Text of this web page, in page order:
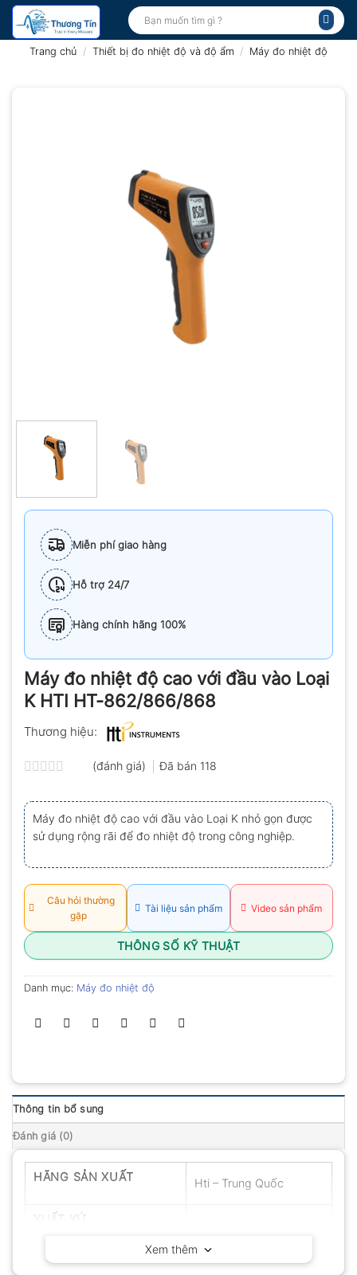
Bỏ
qua
Tìm
kiếm:
Trang chủ / Thiết bị đo nhiệt độ và độ ẩm / Máy đo nhiệt độ
Miễn phí giao hàng
Hỗ trợ 24/7
Hàng chính hãng 100%
Máy đo nhiệt độ cao với đầu vào Loại
K HTI HT-862/866/868
Thương hiệu:
xếp
hạng
0.0
5
sao
(đánh giá) Đã bán 118
Máy đo nhiệt độ cao với đầu vào Loại K nhỏ gọn được
sử dụng rộng rãi để đo nhiệt độ trong công nghiệp.
Câu hỏi thường
gặp
Tài liệu sản phẩm Video sản phẩm
THÔNG SỐ KỸ THUẬT
Danh mục: Máy đo nhiệt độ
Thông tin bổ sung
Đánh giá (0)
HÃNG SẢN XUẤT Hti – Trung Quốc
Xem thêm